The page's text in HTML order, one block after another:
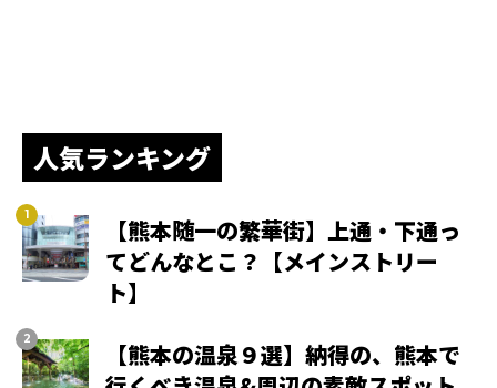
人気ランキング
【熊本随一の繁華街】上通・下通っ
てどんなとこ？【メインストリー
ト】
【熊本の温泉９選】納得の、熊本で